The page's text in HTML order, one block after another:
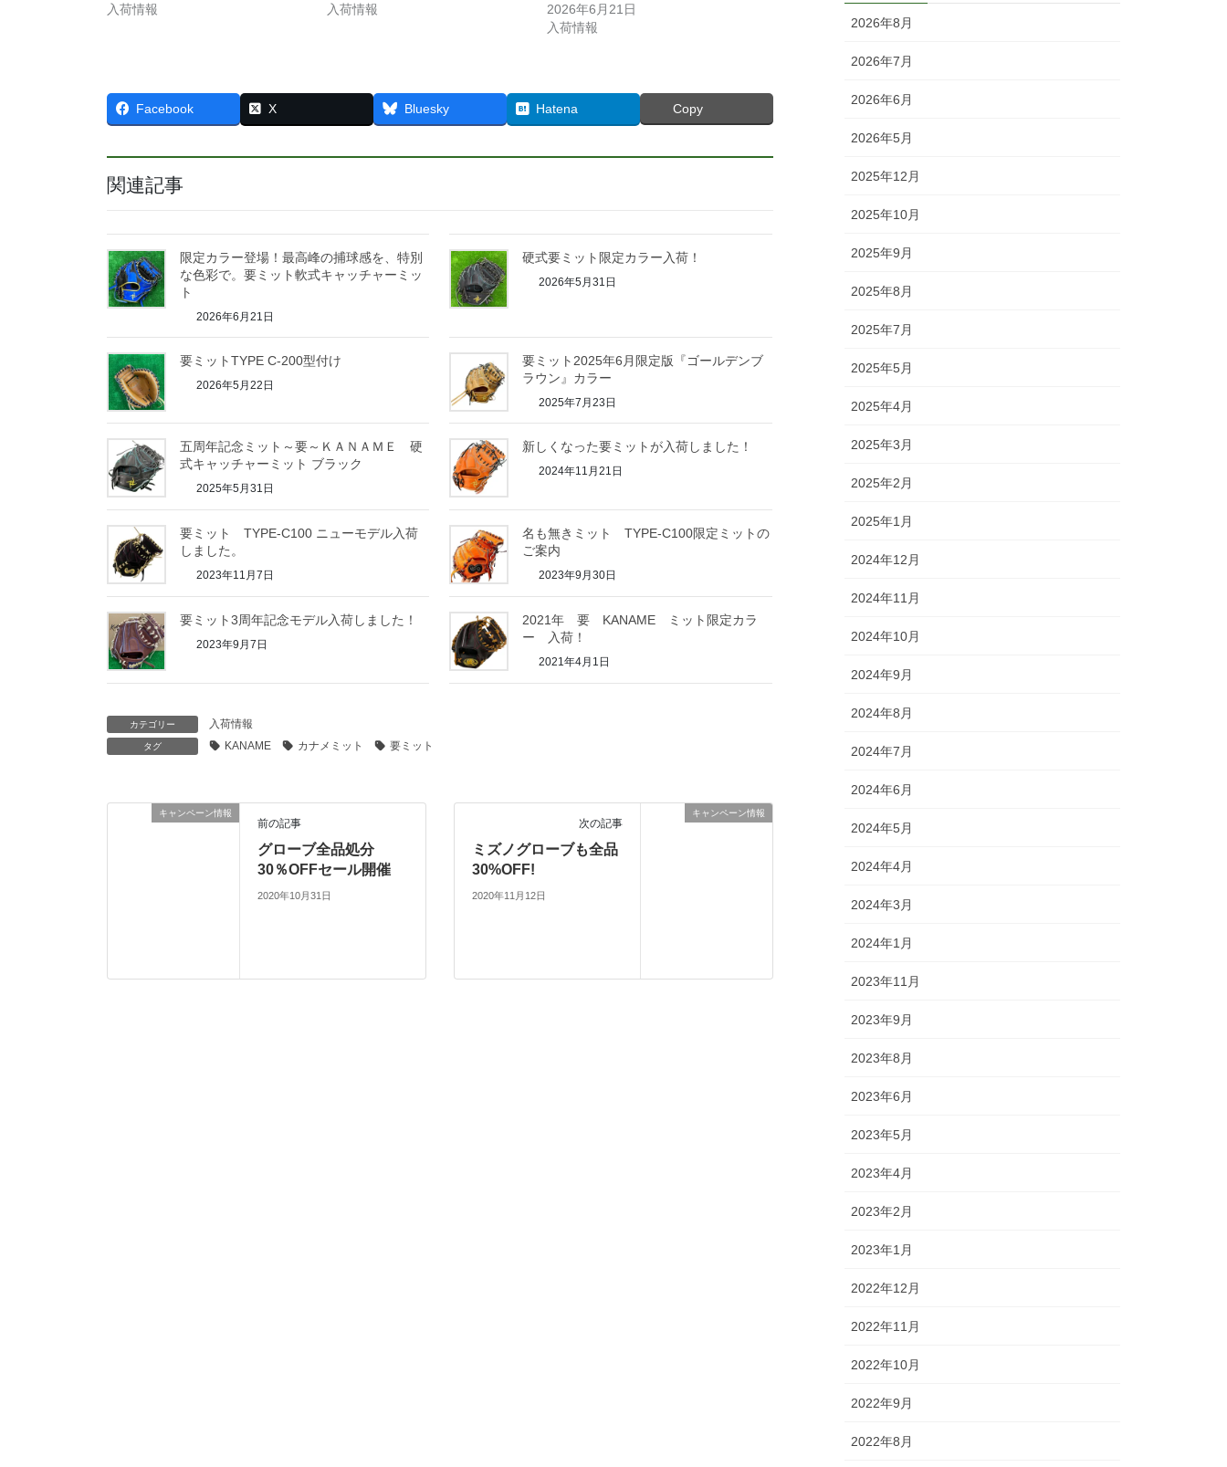
入荷情報
入荷情報
2026年6月21日
入荷情報
Facebook X Bluesky Hatena Copy
関連記事
限定カラー登場！最高峰の捕球感を、特別
な色彩で。要ミット軟式キャッチャーミッ
ト
2026年6月21日
硬式要ミット限定カラー入荷！
2026年5月31日
要ミットTYPE C-200型付け
2026年5月22日
要ミット2025年6月限定版『ゴールデンブ
ラウン』カラー
2025年7月23日
五周年記念ミット～要～ＫＡＮＡＭＥ 硬
式キャッチャーミット ブラック
2025年5月31日
新しくなった要ミットが入荷しました！
2024年11月21日
要ミット TYPE-C100 ニューモデル入荷
しました。
2023年11月7日
名も無きミット TYPE-C100限定ミットの
ご案内
2023年9月30日
要ミット3周年記念モデル入荷しました！
2023年9月7日
2021年 要 KANAME ミット限定カラ
ー 入荷！
2021年4月1日
カテゴリー 入荷情報
タグ KANAME カナメミット 要ミット
キャンペーン情報
前の記事
グローブ全品処分
30％OFFセール開催
2020年10月31日
キャンペーン情報
次の記事
ミズノグローブも全品
30%OFF!
2020年11月12日
2026年8月
2026年7月
2026年6月
2026年5月
2025年12月
2025年10月
2025年9月
2025年8月
2025年7月
2025年5月
2025年4月
2025年3月
2025年2月
2025年1月
2024年12月
2024年11月
2024年10月
2024年9月
2024年8月
2024年7月
2024年6月
2024年5月
2024年4月
2024年3月
2024年1月
2023年11月
2023年9月
2023年8月
2023年6月
2023年5月
2023年4月
2023年2月
2023年1月
2022年12月
2022年11月
2022年10月
2022年9月
2022年8月